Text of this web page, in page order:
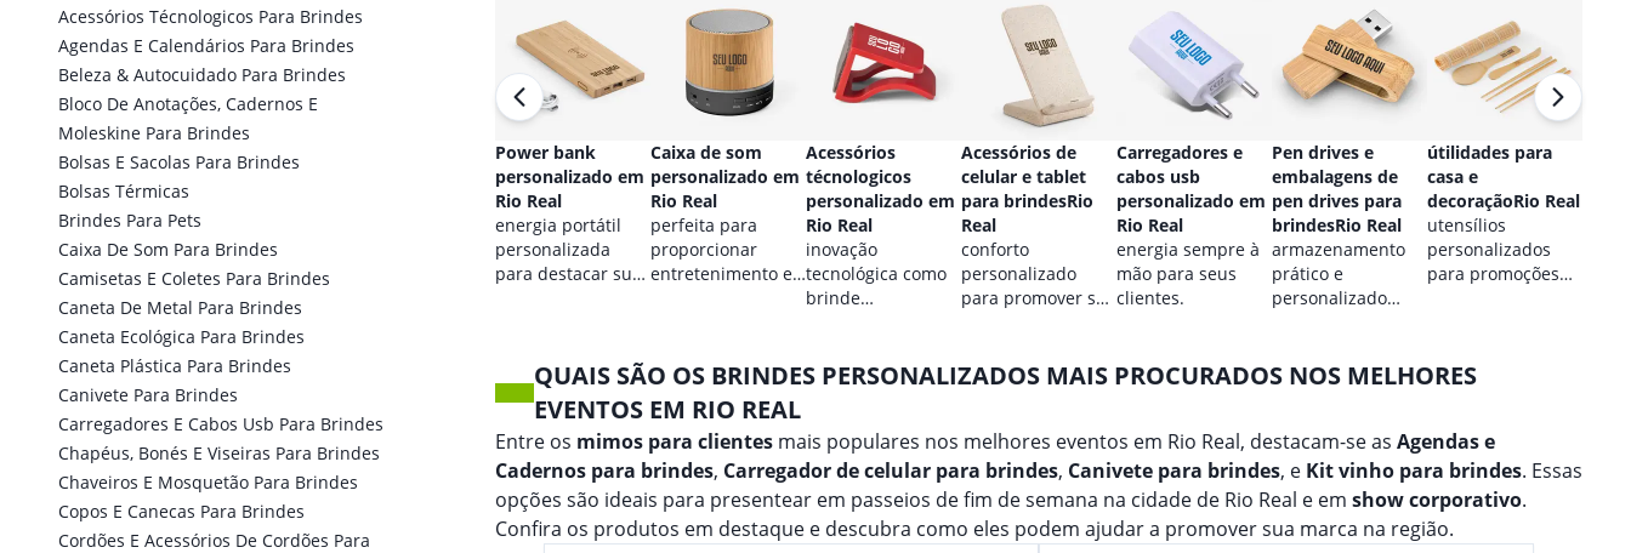
Acessórios Técnologicos Para Brindes
Agendas E Calendários Para Brindes
Beleza & Autocuidado Para Brindes
Bloco De Anotações, Cadernos E
Moleskine Para Brindes
Bolsas E Sacolas Para Brindes
Bolsas Térmicas
Brindes Para Pets
Caixa De Som Para Brindes
Camisetas E Coletes Para Brindes
Caneta De Metal Para Brindes
Caneta Ecológica Para Brindes
Caneta Plástica Para Brindes
Canivete Para Brindes
Carregadores E Cabos Usb Para Brindes
Chapéus, Bonés E Viseiras Para Brindes
Chaveiros E Mosquetão Para Brindes
Copos E Canecas Para Brindes
Cordões E Acessórios De Cordões Para
Power bank
personalizado em
Rio Real
energia portátil
personalizada
para destacar sua
Caixa de som
personalizado em
Rio Real
perfeita para
proporcionar
entretenimento e
Acessórios
técnologicos
personalizado em
Rio Real
inovação
tecnológica como
brinde
Acessórios de
celular e tablet
para brindesRio
Real
conforto
personalizado
para promover sua
Carregadores e
cabos usb
personalizado em
Rio Real
energia sempre à
mão para seus
clientes.
Pen drives e
embalagens de
pen drives para
brindesRio Real
armazenamento
prático e
personalizado
útilidades para
casa e
decoraçãoRio Real
utensílios
personalizados
para promoções
QUAIS SÃO OS BRINDES PERSONALIZADOS MAIS PROCURADOS NOS MELHORES
EVENTOS EM RIO REAL
Entre os mimos para clientes mais populares nos melhores eventos em Rio Real, destacam-se as Agendas e
Cadernos para brindes, Carregador de celular para brindes, Canivete para brindes, e Kit vinho para brindes. Essas
opções são ideais para presentear em passeios de fim de semana na cidade de Rio Real e em show corporativo.
Confira os produtos em destaque e descubra como eles podem ajudar a promover sua marca na região.